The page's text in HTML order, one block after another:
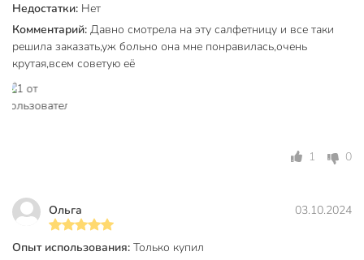
Недостатки: Нет
Комментарий: Давно смотрела на эту салфетницу и все таки
решила заказать,уж больно она мне понравилась,очень
крутая,всем советую её
1 0
Ольга 03.10.2024
Опыт использования: Только купил